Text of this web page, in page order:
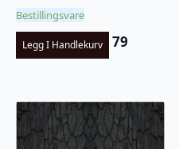
Bestillingsvare
Legg I Handlekurv 79